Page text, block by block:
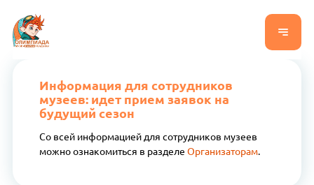
Информация для сотрудников
музеев: идет прием заявок на
будущий сезон
Со всей информацией для сотрудников музеев
можно ознакомиться в разделе Организаторам.